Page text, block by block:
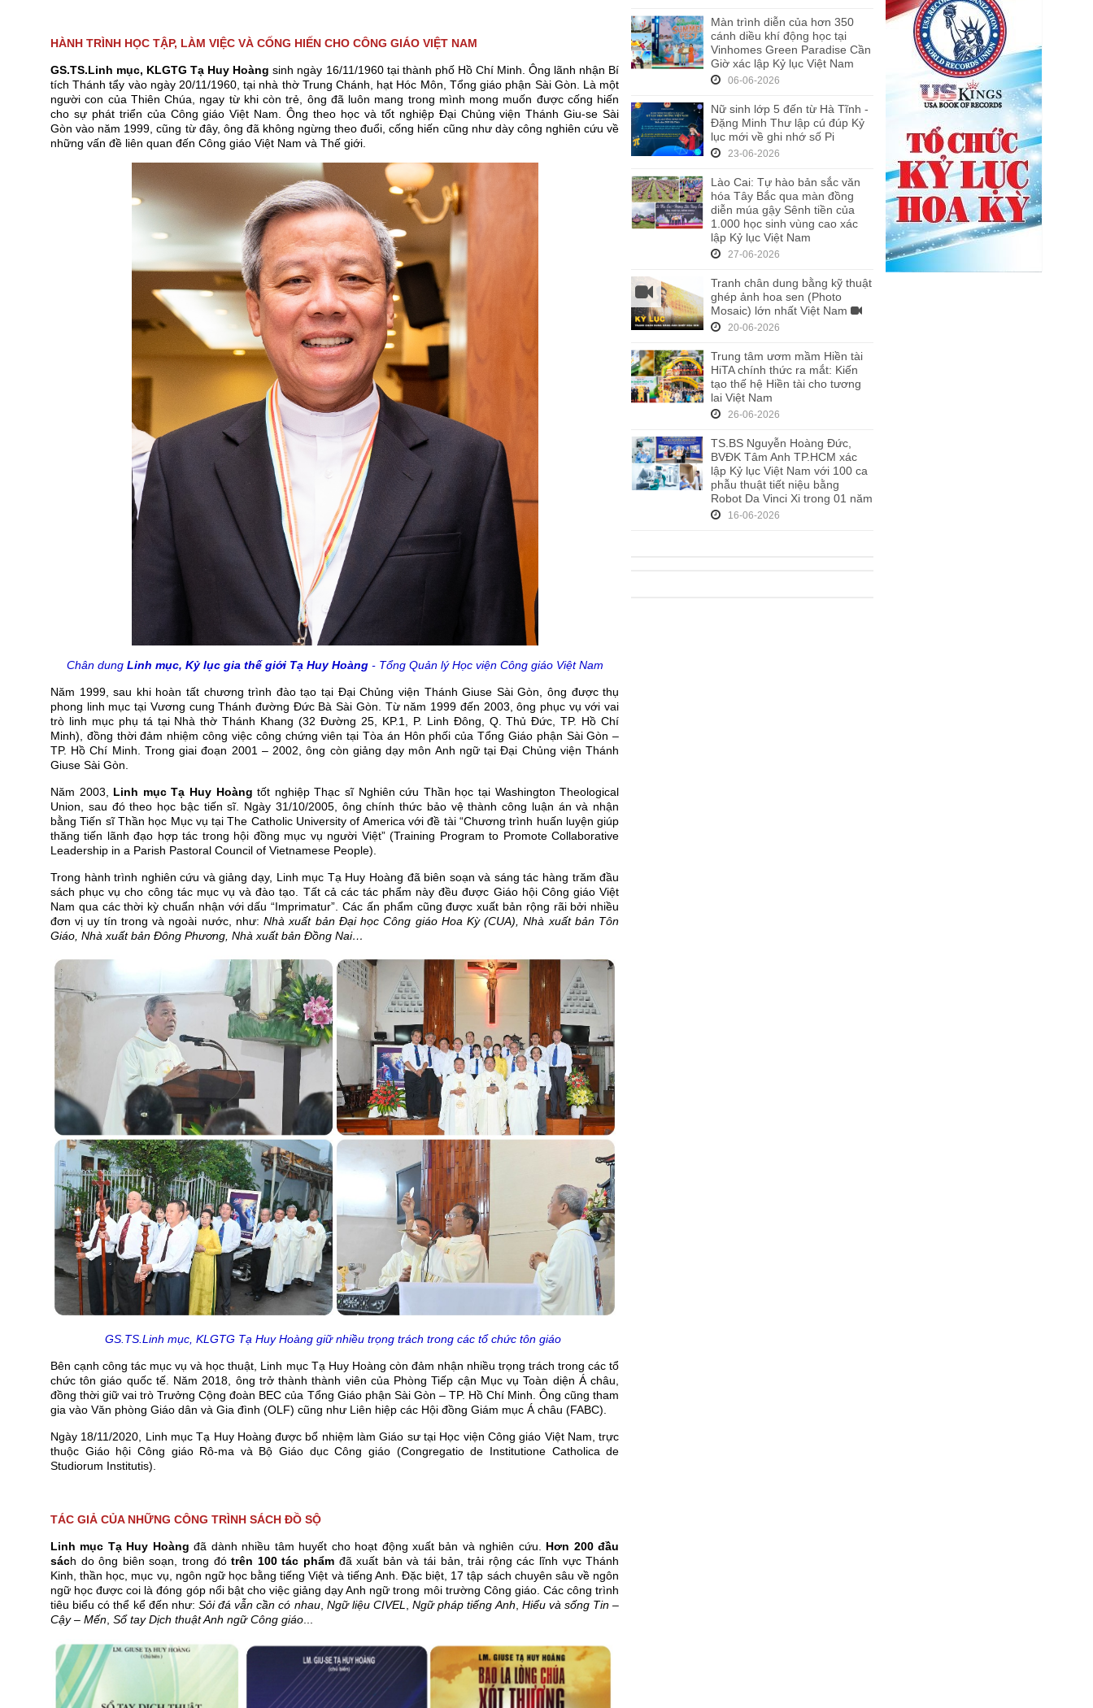
HÀNH TRÌNH HỌC TẬP, LÀM VIỆC VÀ CỐNG HIẾN CHO CÔNG GIÁO VIỆT NAM
GS.TS.Linh mục, KLGTG Tạ Huy Hoàng sinh ngày 16/11/1960 tại thành phố Hồ Chí Minh. Ông lãnh nhận Bí
tích Thánh tẩy vào ngày 20/11/1960, tại nhà thờ Trung Chánh, hạt Hóc Môn, Tổng giáo phận Sài Gòn. Là một
người con của Thiên Chúa, ngay từ khi còn trẻ, ông đã luôn mang trong mình mong muốn được cống hiến
cho sự phát triển của Công giáo Việt Nam. Ông theo học và tốt nghiệp Đại Chủng viện Thánh Giu-se Sài
Gòn vào năm 1999, cũng từ đây, ông đã không ngừng theo đuổi, cống hiến cũng như dày công nghiên cứu về
những vấn đề liên quan đến Công giáo Việt Nam và Thế giới.
Chân dung Linh mục, Kỷ lục gia thế giới Tạ Huy Hoàng- Tổng Quản lý Học viện Công giáo Việt Nam
Năm 1999, sau khi hoàn tất chương trình đào tạo tại Đại Chủng viện Thánh Giuse Sài Gòn, ông được thụ
phong linh mục tại Vương cung Thánh đường Đức Bà Sài Gòn. Từ năm 1999 đến 2003, ông phục vụ với vai
trò linh mục phụ tá tại Nhà thờ Thánh Khang (32 Đường 25, KP.1, P. Linh Đông, Q. Thủ Đức, TP. Hồ Chí
Minh), đồng thời đảm nhiệm công việc công chứng viên tại Tòa án Hôn phối của Tổng Giáo phận Sài Gòn –
TP. Hồ Chí Minh. Trong giai đoạn 2001 – 2002, ông còn giảng dạy môn Anh ngữ tại Đại Chủng viện Thánh
Giuse Sài Gòn.
Năm 2003, Linh mục Tạ Huy Hoàng tốt nghiệp Thạc sĩ Nghiên cứu Thần học tại Washington Theological
Union, sau đó theo học bậc tiến sĩ. Ngày 31/10/2005, ông chính thức bảo vệ thành công luận án và nhận
bằng Tiến sĩ Thần học Mục vụ tại The Catholic University of America với đề tài “Chương trình huấn luyện giúp
thăng tiến lãnh đạo hợp tác trong hội đồng mục vụ người Việt” (Training Program to Promote Collaborative
Leadership in a Parish Pastoral Council of Vietnamese People).
Trong hành trình nghiên cứu và giảng dạy, Linh mục Tạ Huy Hoàng đã biên soạn và sáng tác hàng trăm đầu
sách phục vụ cho công tác mục vụ và đào tạo. Tất cả các tác phẩm này đều được Giáo hội Công giáo Việt
Nam qua các thời kỳ chuẩn nhận với dấu “Imprimatur”. Các ấn phẩm cũng được xuất bản rộng rãi bởi nhiều
đơn vị uy tín trong và ngoài nước, như:Nhà xuất bản Đại học Công giáo Hoa Kỳ (CUA), Nhà xuất bản Tôn
Giáo, Nhà xuất bản Đông Phương, Nhà xuất bản Đồng Nai…
GS.TS.Linh mục, KLGTG Tạ Huy Hoàng giữ nhiều trọng trách trong các tổ chức tôn giáo
Bên cạnh công tác mục vụ và học thuật, Linh mục Tạ Huy Hoàng còn đảm nhận nhiều trọng trách trong các tổ
chức tôn giáo quốc tế. Năm 2018, ông trở thành thành viên của Phòng Tiếp cận Mục vụ Toàn diện Á châu,
đồng thời giữ vai trò Trưởng Cộng đoàn BEC của Tổng Giáo phận Sài Gòn – TP. Hồ Chí Minh. Ông cũng tham
gia vào Văn phòng Giáo dân và Gia đình (OLF) cũng như Liên hiệp các Hội đồng Giám mục Á châu (FABC).
Ngày 18/11/2020, Linh mục Tạ Huy Hoàng được bổ nhiệm làm Giáo sư tại Học viện Công giáo Việt Nam, trực
thuộc Giáo hội Công giáo Rô-ma và Bộ Giáo dục Công giáo (Congregatio de Institutione Catholica de
Studiorum Institutis).
TÁC GIẢ CỦA NHỮNG CÔNG TRÌNH SÁCH ĐỒ SỘ
Linh mục Tạ Huy Hoàngđã dành nhiều tâm huyết cho hoạt động xuất bản và nghiên cứu. Hơn 200 đầu
sách do ông biên soạn, trong đótrên 100 tác phẩmđã xuất bản và tái bản, trải rộng các lĩnh vực Thánh
Kinh, thần học, mục vụ, ngôn ngữ học bằng tiếng Việt và tiếng Anh. Đặc biệt, 17 tập sách chuyên sâu về ngôn
ngữ học được coi là đóng góp nổi bật cho việc giảng dạy Anh ngữ trong môi trường Công giáo. Các công trình
tiêu biểu có thể kể đến như: Sỏi đá vẫn cần có nhau, Ngữ liệu CIVEL ,Ngữ pháp tiếng Anh Hiểu và sống Tin –
Cậy – Mến Sổ tay Dịch thuật Anh ngữ Công giáo
Màn trình diễn của hơn 350
cánh diều khí động học tại
Vinhomes Green Paradise Cần
Giờ xác lập Kỷ lục Việt Nam
06-06-2026
Nữ sinh lớp 5 đến từ Hà Tĩnh -
Đặng Minh Thư lập cú đúp Kỷ
lục mới về ghi nhớ số Pi
23-06-2026
Lào Cai: Tự hào bản sắc văn
hóa Tây Bắc qua màn đồng
diễn múa gậy Sênh tiền của
1.000 học sinh vùng cao xác
lập Kỷ lục Việt Nam
27-06-2026
Tranh chân dung bằng kỹ thuật
ghép ảnh hoa sen (Photo
Mosaic) lớn nhất Việt Nam
20-06-2026
Trung tâm ươm mầm Hiền tài
HiTA chính thức ra mắt: Kiến
tạo thế hệ Hiền tài cho tương
lai Việt Nam
26-06-2026
TS.BS Nguyễn Hoàng Đức,
BVĐK Tâm Anh TP.HCM xác
lập Kỷ lục Việt Nam với 100 ca
phẫu thuật tiết niệu bằng
Robot Da Vinci Xi trong 01 năm
16-06-2026